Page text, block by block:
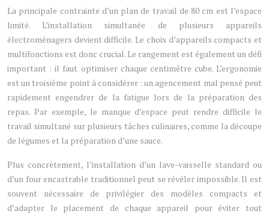
La principale contrainte d’un plan de travail de 80 cm est l’espace
limité. L’installation simultanée de plusieurs appareils
électroménagers devient difficile. Le choix d’appareils compacts et
multifonctions est donc crucial. Le rangement est également un défi
important : il faut optimiser chaque centimètre cube. L’ergonomie
est un troisième point à considérer : un agencement mal pensé peut
rapidement engendrer de la fatigue lors de la préparation des
repas. Par exemple, le manque d’espace peut rendre difficile le
travail simultané sur plusieurs tâches culinaires, comme la découpe
de légumes et la préparation d’une sauce.
Plus concrètement, l’installation d’un lave-vaisselle standard ou
d’un four encastrable traditionnel peut se révéler impossible. Il est
souvent nécessaire de privilégier des modèles compacts et
d’adapter le placement de chaque appareil pour éviter tout